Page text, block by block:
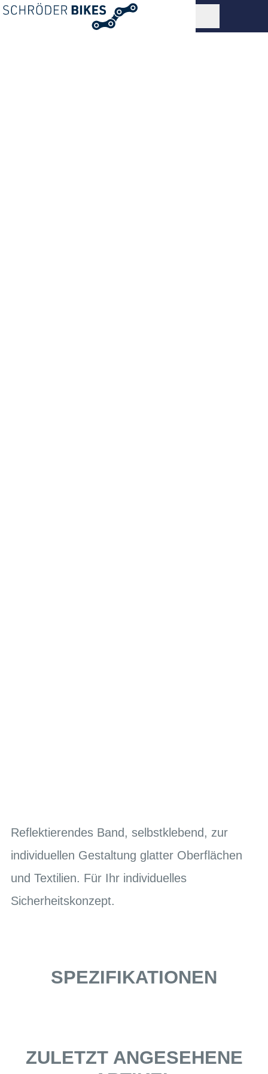
Reflektierendes Band, selbstklebend, zur
individuellen Gestaltung glatter Oberflächen
und Textilien. Für Ihr individuelles
Sicherheitskonzept.
SPEZIFIKATIONEN
ZULETZT ANGESEHENE